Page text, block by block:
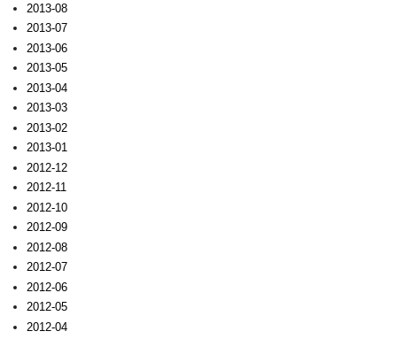
2013-08
2013-07
2013-06
2013-05
2013-04
2013-03
2013-02
2013-01
2012-12
2012-11
2012-10
2012-09
2012-08
2012-07
2012-06
2012-05
2012-04